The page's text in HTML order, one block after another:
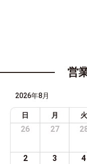
営
2026年8月
日 月 火
26 27
2 3 4